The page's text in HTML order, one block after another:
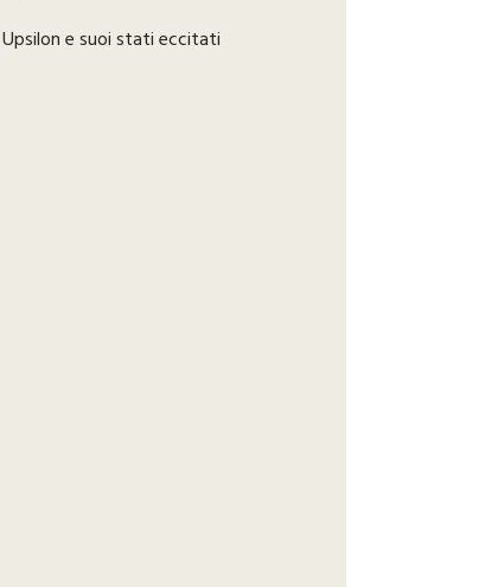
Upsilon e suoi stati eccitati